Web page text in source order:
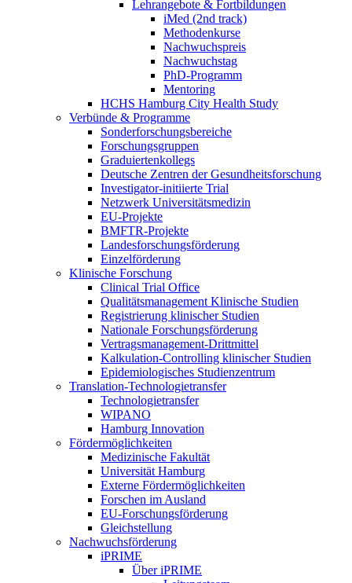
Lehrangebote & Fortbildungen
iMed (2nd track)
Methodenkurse
Nachwuchspreis
Nachwuchstag
PhD-Programm
Mentoring
HCHS Hamburg City Health Study
Verbünde & Programme
Sonderforschungsbereiche
Forschungsgruppen
Graduiertenkollegs
Deutsche Zentren der Gesundheitsforschung
Investigator-initiierte Trial
Netzwerk Universitätsmedizin
EU-Projekte
BMFTR-Projekte
Landesforschungsförderung
Einzelförderung
Klinische Forschung
Clinical Trial Office
Qualitätsmanagement Klinische Studien
Registrierung klinischer Studien
Nationale Forschungsförderung
Vertragsmanagement-Drittmittel
Kalkulation-Controlling klinischer Studien
Epidemiologisches Studienzentrum
Translation-Technologietransfer
Technologietransfer
WIPANO
Hamburg Innovation
Fördermöglichkeiten
Medizinische Fakultät
Universität Hamburg
Externe Fördermöglichkeiten
Forschen im Ausland
EU-Forschungsförderung
Gleichstellung
Nachwuchsförderung
iPRIME
Über iPRIME